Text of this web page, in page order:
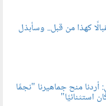
كهذا من قبل.. وسأبذل
منح جماهيرنا "نجمًا
استثنائيًا"